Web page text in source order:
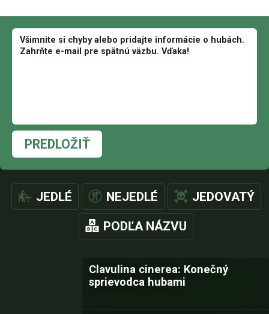
PREDLOŽIŤ
JEDLÉ NEJEDLÉ JEDOVATÝ
PODĽA NÁZVU
Clavulina cinerea: Konečný
sprievodca hubami